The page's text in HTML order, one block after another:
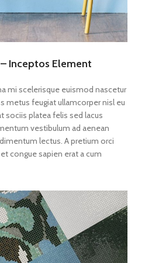
Inceptos Element
mi scelerisque euismod nascetur
metus feugiat ullamcorper nisl eu
sociis platea felis sed lacus
vestibulum ad aenean
lectus. A pretium orci
congue sapien erat a cum